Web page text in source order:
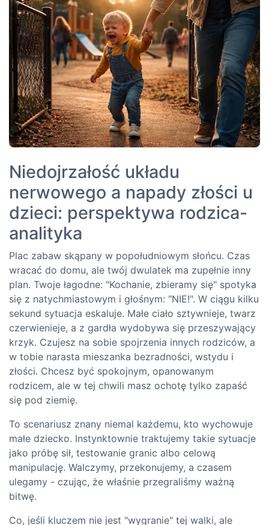
Niedojrzałość układu
nerwowego a napady złości u
dzieci: perspektywa rodzica-
analityka
Plac zabaw skąpany w popołudniowym słońcu. Czas
wracać do domu, ale twój dwulatek ma zupełnie inny
plan. Twoje łagodne: "Kochanie, zbieramy się" spotyka
się z natychmiastowym i głośnym: "NIE!". W ciągu kilku
sekund sytuacja eskaluje. Małe ciało sztywnieje, twarz
czerwienieje, a z gardła wydobywa się przeszywający
krzyk. Czujesz na sobie spojrzenia innych rodziców, a
w tobie narasta mieszanka bezradności, wstydu i
złości. Chcesz być spokojnym, opanowanym
rodzicem, ale w tej chwili masz ochotę tylko zapaść
się pod ziemię.
To scenariusz znany niemal każdemu, kto wychowuje
małe dziecko. Instynktownie traktujemy takie sytuacje
jako próbę sił, testowanie granic albo celową
manipulację. Walczymy, przekonujemy, a czasem
ulegamy - czując, że właśnie przegraliśmy ważną
bitwę.
Co, jeśli kluczem nie jest "wygranie" tej walki, ale